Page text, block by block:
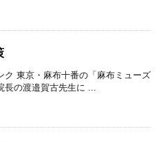
ク 東京・麻布十番の「麻布ミューズ
長の渡邉賀古先生に ...